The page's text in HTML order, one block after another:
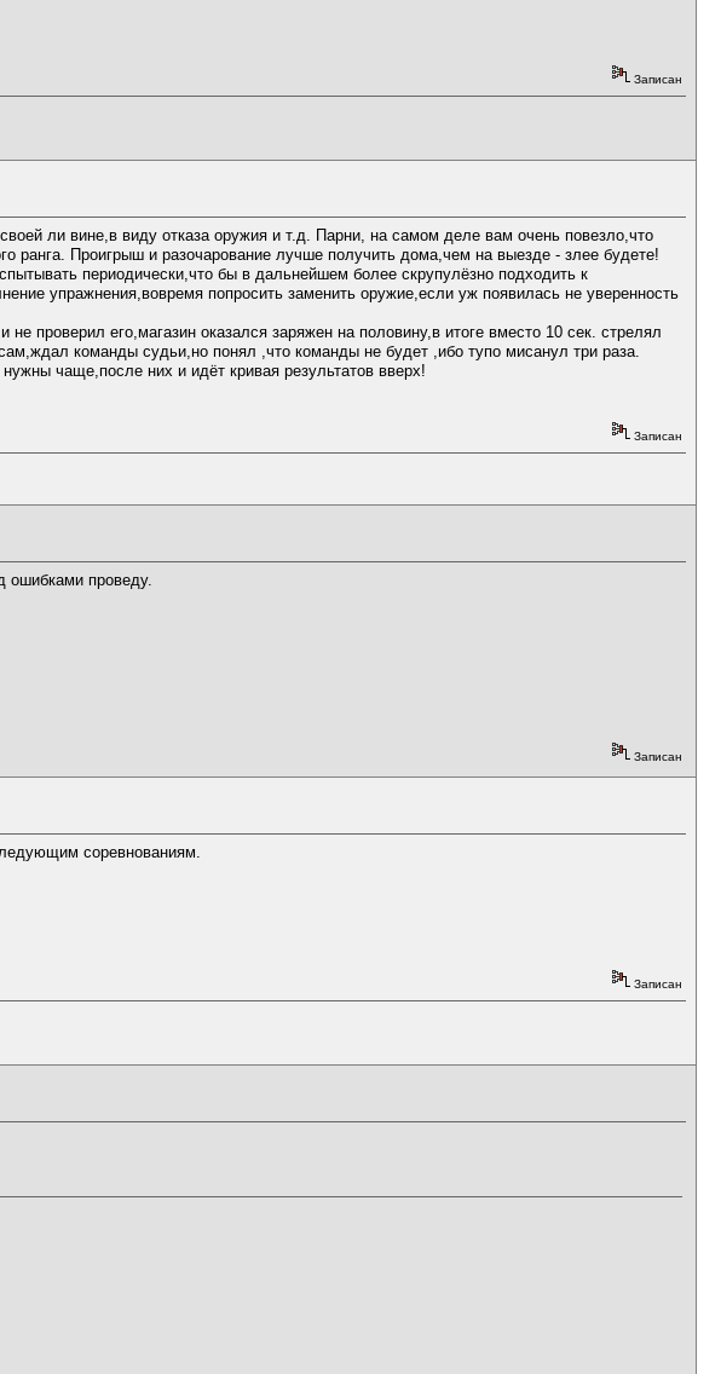
Записан
ли вине,в виду отказа оружия и т.д. Парни, на самом деле вам очень повезло,что
ранга. Проигрыш и разочарование лучше получить дома,чем на выезде - злее будете!
периодически,что бы в дальнейшем более скрупулёзно подходить к
упражнения,вовремя попросить заменить оружие,если уж появилась не уверенность
проверил его,магазин оказался заряжен на половину,в итоге вместо 10 сек. стрелял
команды судьи,но понял ,что команды не будет ,ибо тупо мисанул три раза.
чаще,после них и идёт кривая результатов вверх!
Записан
ошибками проведу.
Записан
соревнованиям.
Записан